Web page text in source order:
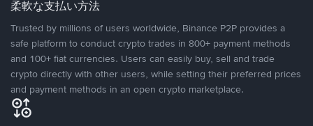
柔軟な支払い方法
Trusted by millions of users worldwide, Binance P2P provides a
safe platform to conduct crypto trades in 800+ payment methods
and 100+ fiat currencies. Users can easily buy, sell and trade
crypto directly with other users, while setting their preferred prices
and payment methods in an open crypto marketplace.